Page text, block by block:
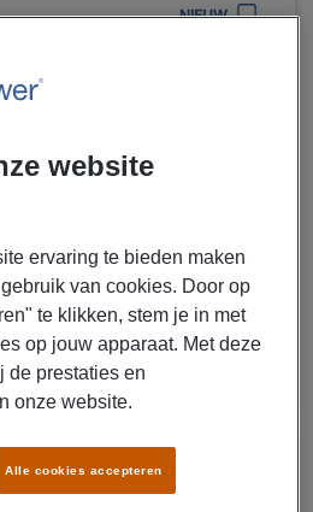
NIEUW
LEES MEER
website
ervaring te bieden maken
van cookies. Door op
te klikken, stem je in met
op jouw apparaat. Met deze
de prestaties en
onze website.
Alle cookies accepteren